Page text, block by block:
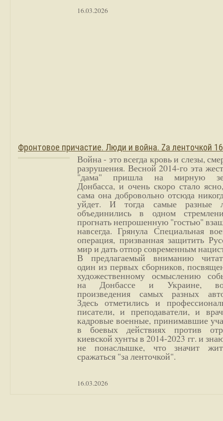
16.03.2026
Фронтовое причастие. Люди и война. Zа ленточкой
Война - это всегда кровь и слезы,
разрушения. Весной 2014-го эта
"дама" пришла на мирную
Донбасса, и очень скоро стало
сама она добровольно отсюда
уйдет. И тогда самые разные
объединились в одном
прогнать непрошенную "гостью"
навсегда. Грянула Специальная
операция, призванная защитить
мир и дать отпор современным
В предлагаемый вниманию
один из первых сборников,
художественному осмыслению
на Донбассе и Украине,
произведения самых разных
Здесь отметились и
писатели, и преподаватели, и
кадровые военные, принимавшие
в боевых действиях против
киевской хунты в 2014-2023 гг. и
не понаслышке, что значит
сражаться "за ленточкой".
16.03.2026